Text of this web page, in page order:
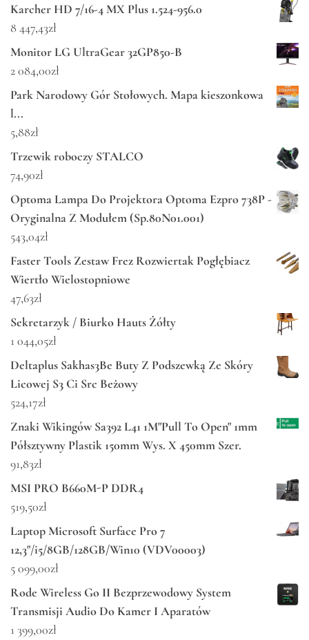
Karcher HD 7/16-4 MX Plus 1.524-956.0
8 447,43zł
Monitor LG UltraGear 32GP850-B
2 084,00zł
Park Narodowy Gór Stołowych. Mapa kieszonkowa
l...
5,88zł
Trzewik roboczy STALCO
74,90zł
Optoma Lampa Do Projektora Optoma Ezpro 738P -
Oryginalna Z Modułem (Sp.80N01.001)
543,04zł
Faster Tools Zestaw Frez Rozwiertak Pogłębiacz
Wiertło Wielostopniowe
47,63zł
Sekretarzyk / Biurko Hauts Żółty
1 044,05zł
Deltaplus Sakhas3Be Buty Z Podszewką Ze Skóry
Licowej S3 Ci Src Beżowy
524,17zł
Znaki Wikingów Sa392 L41 1M"Pull To Open" 1mm
Półsztywny Plastik 150mm Wys. X 450mm Szer.
91,83zł
MSI PRO B660M-P DDR4
519,50zł
Laptop Microsoft Surface Pro 7
12,3"/i5/8GB/128GB/Win10 (VDV00003)
5 099,00zł
Rode Wireless Go II Bezprzewodowy System
Transmisji Audio Do Kamer I Aparatów
1 399,00zł